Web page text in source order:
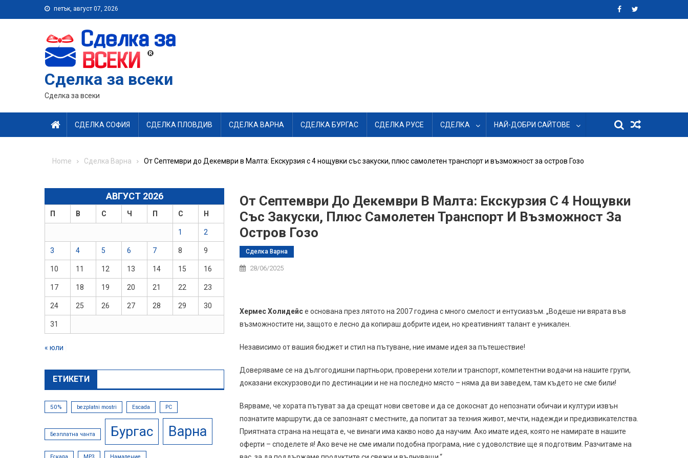
to
петък, август 07, 2026
Сделка за всеки
Сделка за всеки
СДЕЛКА СОФИЯ СДЕЛКА ПЛОВДИВ СДЕЛКА ВАРНА СДЕЛКА БУРГАС СДЕЛКА РУСЕ СДЕЛКА НАЙ-ДОБРИ САЙТОВЕ
Home Сделка Варна От Септември до Декември в Малта: Екскурзия с 4 нощувки със закуски, плюс самолетен транспорт и възможност за остров Гозо
От Септември До Декември В Малта: Екскурзия С 4 Нощувки
Със Закуски, Плюс Самолетен Транспорт И Възможност За
Остров Гозо
Сделка Варна
28/06/2025
Хермес Холидейсе основана през лятото на 2007 година с много смелост и ентусиазъм. „Водеше ни вярата във
възможностите ни, защото е лесно да копираш добрите идеи, но креативният талант е уникален.
Независимо от вашия бюджет и стил на пътуване, ние имаме идея за пътешествие!
Доверяваме се на дългогодишни партньори, проверени хотели и транспорт, компетентни водачи на нашите групи,
доказани екскурзоводи по дестинации и не на последно място – няма да ви заведем, там където не сме били!
Вярваме, че хората пътуват за да срещат нови светове и да се докоснат до непознати обичаи и култури извън
познатите маршрути; да се запознаят с местните, да попитат за техния живот, мечти, надежди и предизвикателства.
Приятната страна на нещата е, че винаги има какво ново да научим. Ако имате идея, която не намирате в нашите
оферти – споделете я! Ако вече не сме имали подобна програма, ние с удоволствие ще я подготвим. Разчитаме на
АВГУСТ 2026
П В С Ч П С Н
1 2
3 4 5 6 7 8 9
10 11 12 13 14 15 16
17 18 19 20 21 22 23
24 25 26 27 28 29 30
31
« юли
ЕТИКЕТИ
50% bezplatni mostri Escada PC
Безплатна чанта Бургас Варна